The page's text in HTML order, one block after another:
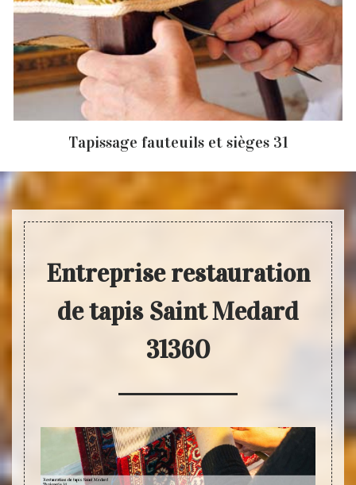
Tapissage fauteuils et sièges 31
Entreprise restauration
de tapis Saint Medard
31360